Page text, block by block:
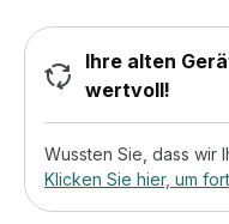
Ihre alten
wertvoll!
Wussten Sie, dass wir
Klicken Sie hier, um